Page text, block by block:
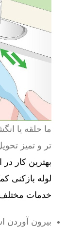
ما حلقه یا
تر و تمیز
بهترین کار
لوله بازکنی
خدمات
بیرون آوردن